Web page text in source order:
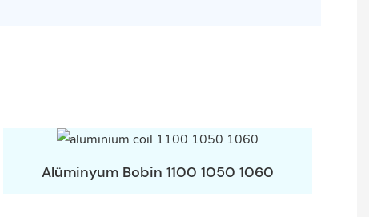
Alüminyum Bobin 1100 1050 1060